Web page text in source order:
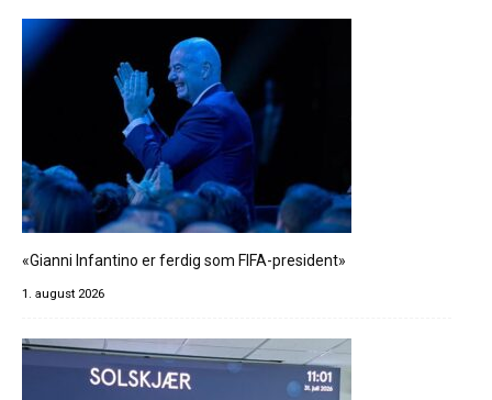
«Gianni Infantino er ferdig som FIFA-president»
1. august 2026